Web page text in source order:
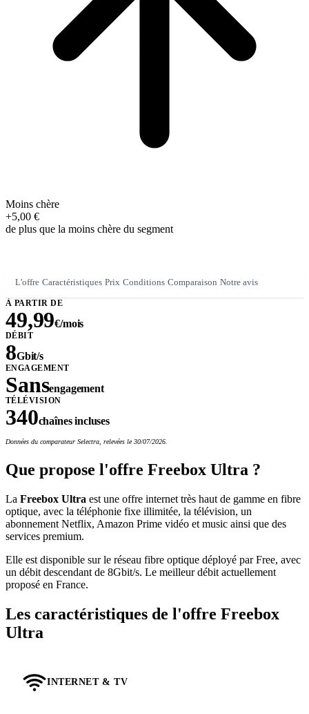
Moins chère
+5,00 €
de plus que la moins chère du segment
L'offre Caractéristiques Prix Conditions Comparaison Notre avis
À PARTIR DE
49,99€/mois
DÉBIT
8Gbit/s
ENGAGEMENT
Sansengagement
TÉLÉVISION
340chaînes incluses
Données du comparateur Selectra, relevées le 30/07/2026.
Que propose l'offre Freebox Ultra ?
La Freebox Ultra est une offre internet très haut de gamme en fibre
optique, avec la téléphonie fixe illimitée, la télévision, un
abonnement Netflix, Amazon Prime vidéo et music ainsi que des
services premium.
Elle est disponible sur le réseau fibre optique déployé par Free, avec
un débit descendant de 8Gbit/s. Le meilleur débit actuellement
proposé en France.
Les caractéristiques de l'offre Freebox
Ultra
INTERNET & TV